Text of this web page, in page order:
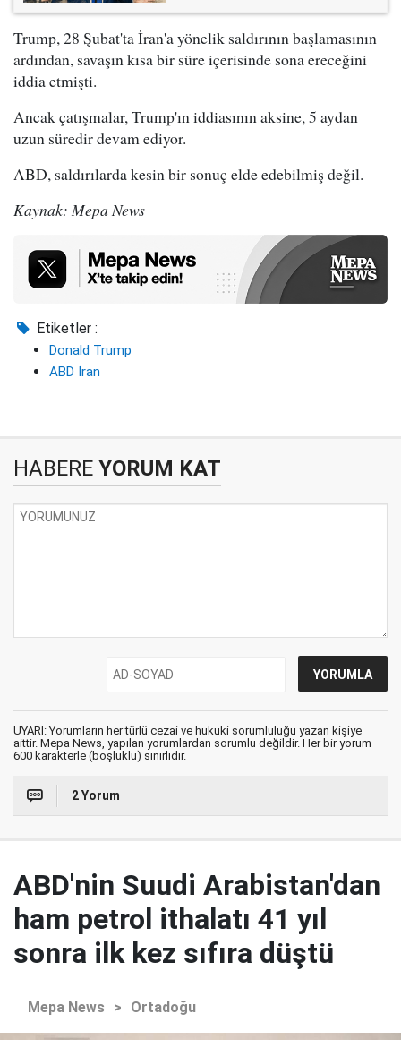
Trump, 28 Şubat'ta İran'a yönelik saldırının başlamasının
ardından, savaşın kısa bir süre içerisinde sona ereceğini
iddia etmişti.
Ancak çatışmalar, Trump'ın iddiasının aksine, 5 aydan
uzun süredir devam ediyor.
ABD, saldırılarda kesin bir sonuç elde edebilmiş değil.
Kaynak: Mepa News
Etiketler :
Donald Trump
ABD İran
HABERE YORUM KAT
UYARI: Yorumların her türlü cezai ve hukuki sorumluluğu yazan kişiye
aittir. Mepa News, yapılan yorumlardan sorumlu değildir. Her bir yorum
600 karakterle (boşluklu) sınırlıdır.
2 Yorum
ABD'nin Suudi Arabistan'dan
ham petrol ithalatı 41 yıl
sonra ilk kez sıfıra düştü
Mepa News > Ortadoğu